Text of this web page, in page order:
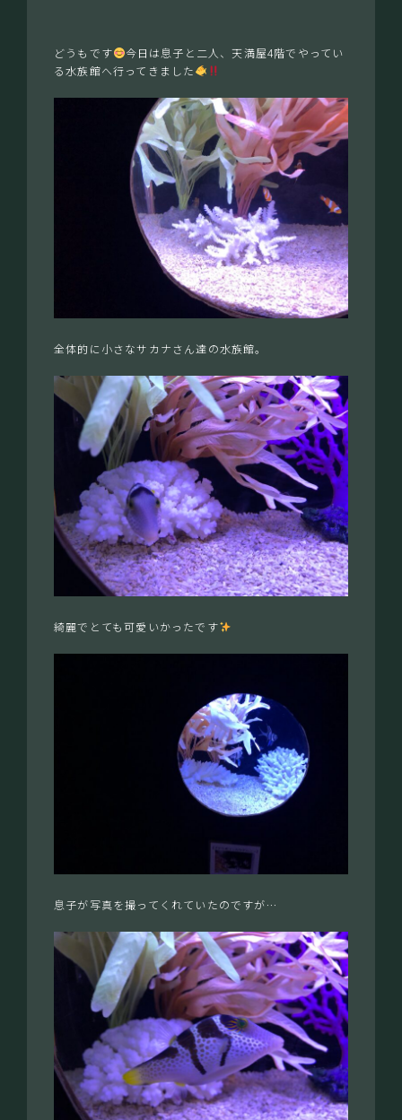
どうもです
今日は息子と二人、天満屋4階でやってい
る水族館へ行ってきました
全体的に小さなサカナさん達の水族館。
綺麗でとても可愛いかったです
息子が写真を撮ってくれていたのですが…